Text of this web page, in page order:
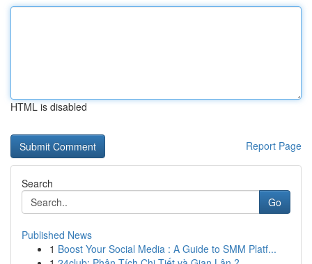
HTML is disabled
Report Page
Search
Go
Published News
1 Boost Your Social Media : A Guide to SMM Platf...